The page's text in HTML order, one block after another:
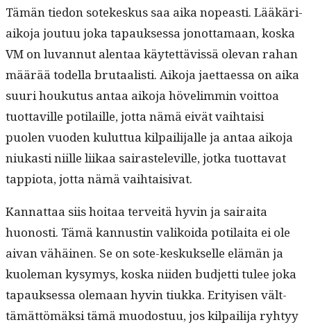
Tämän tiedon sotekeskus saa aika nopeasti. Lääkäri­
aiko­ja joutuu joka tapauk­ses­sa jonot­ta­maan, kos­ka
VM on luvan­nut alen­taa käytet­tävis­sä ole­van rahan
määrää todel­la bru­taal­isti. Aiko­ja jaet­taes­sa on aika
suuri houku­tus antaa aiko­ja höve­lim­min voit­toa
tuot­taville poti­laille, jot­ta nämä eivät vai­h­taisi
puolen vuo­den kulut­tua kil­pail­i­jalle ja antaa aiko­ja
niukasti niille liikaa sairasteleville, jot­ka tuot­ta­vat
tap­pi­o­ta, jot­ta nämä vaihtaisivat.
Kan­nat­taa siis hoitaa ter­veitä hyvin ja sairai­ta
huonos­ti. Tämä kan­nustin valikoi­da poti­lai­ta ei ole
aivan vähäi­nen. Se on sote-keskuk­selle elämän ja
kuole­man kysymys, kos­ka niiden bud­jet­ti tulee joka
tapauk­ses­sa ole­maan hyvin tiuk­ka. Eri­tyisen vält­
tämät­tömäk­si tämä muo­dos­tuu, jos kil­pail­i­ja ryhtyy